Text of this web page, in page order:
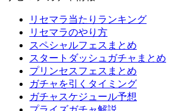
リセマラ当たりランキング
リセマラのやり方
スペシャルフェスまとめ
スタートダッシュガチャまとめ
プリンセスフェスまとめ
ガチャを引くタイミング
ガチャスケジュール予想